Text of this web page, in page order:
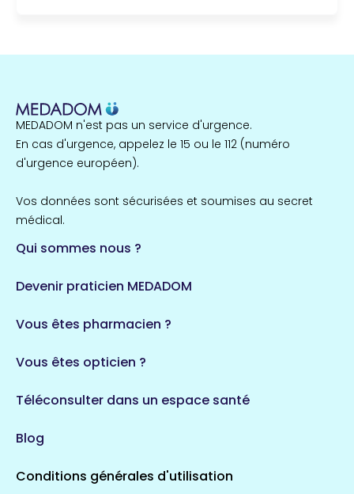
MEDADOM n'est pas un service d'urgence.
En cas d'urgence, appelez le 15 ou le 112 (numéro
d'urgence européen).
Vos données sont sécurisées et soumises au secret
médical.
Qui sommes nous ?
Devenir praticien MEDADOM
Vous êtes pharmacien ?
Vous êtes opticien ?
Téléconsulter dans un espace santé
Blog
Conditions générales d'utilisation